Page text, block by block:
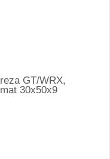
GT/WRX,
30x50x9